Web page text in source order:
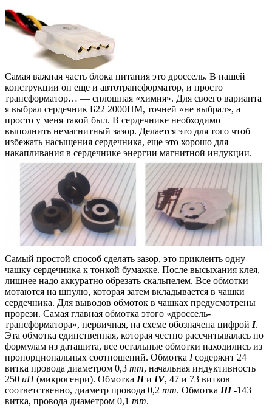
Самая важная часть блока питания это дроссель. В нашей
конструкции он еще и автотрансформатор, и просто
трансформатор… — сплошная «химия». Для своего варианта
я выбрал сердечник Б22 2000НМ, точней «не выбрал», а
просто у меня такой был. В сердечнике необходимо
выполнить немагнитный зазор. Делается это для того чтоб
избежать насыщения сердечника, еще это хорошо для
накапливания в сердечнике энергии магнитной индукции.
Самый простой способ сделать зазор, это приклеить одну
чашку сердечника к тонкой бумажке. После высыхания клея,
лишнее надо аккуратно обрезать скальпелем. Все обмотки
мотаются на шпулю, которая затем вкладывается в чашки
сердечника. Для выводов обмоток в чашках предусмотрены
прорези. Самая главная обмотка этого «дроссель-
трансформатора», первичная, на схеме обозначена цифрой I.
Эта обмотка единственная, которая честно рассчитывалась по
формулам из даташита, все остальные обмотки находились из
пропорциональных соотношений. Обмотка Iсодержит 24
витка провода диаметром 0,3 mm, начальная индуктивность
250 uH(микрогенри). Обмотка IIи IV, 47 и 73 витков
соответственно, диаметр провода 0,2 mm. Обмотка III-143
витка, провода диаметром 0,1 mm.